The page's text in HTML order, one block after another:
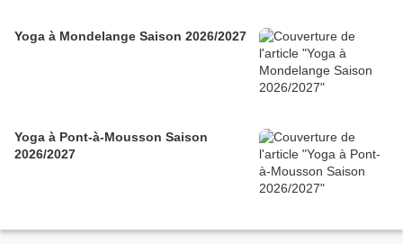
Yoga à Mondelange Saison 2026/2027
Yoga à Pont-à-Mousson Saison
2026/2027